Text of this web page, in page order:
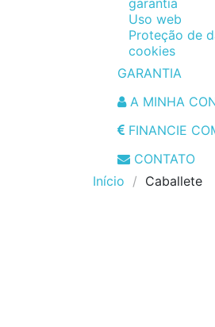
garantia
Uso web
Proteção de
cookies
GARANTIA
A MINHA
FINANCIE
CONTATO
Início
Caballete